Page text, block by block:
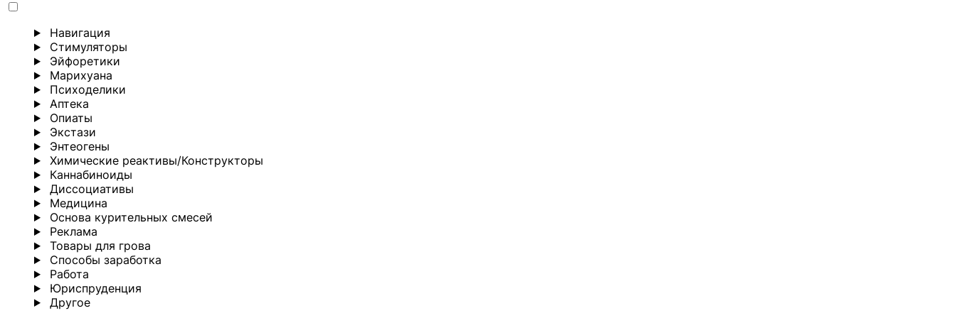
Навигация
Стимуляторы
Эйфоретики
Марихуана
Психоделики
Аптека
Опиаты
Экстази
Энтеогены
Химические реактивы/Конструкторы
Каннабиноиды
Диссоциативы
Медицина
Основа курительных смесей
Реклама
Товары для грова
Способы заработка
Работа
Юриспруденция
Другoе